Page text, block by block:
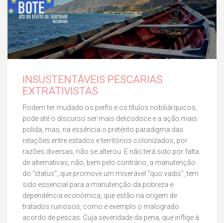
INSUSTENTÁVEIS PESCARIAS
EXTRATIVISTAS
Podem ter mudado os perfis e os títulos nobiliárquicos,
pode até o discurso ser mais delicodoce e a ação mais
polida, mas, na essência o pretérito paradigma das
relações entre estados e territórios colonizados, por
razões diversas, não se alterou. E não terá sido por falta
de alternativas, não, bem pelo contrário, a manutenção
do “status”, que promove um miserável “quo vadis”, tem
sido essencial para a manutenção da pobreza e
dependência económica, que estão na origem de
tratados ruinosos, como é exemplo o malogrado
acordo de pescas. Cuja severidade da pena, que inflige à